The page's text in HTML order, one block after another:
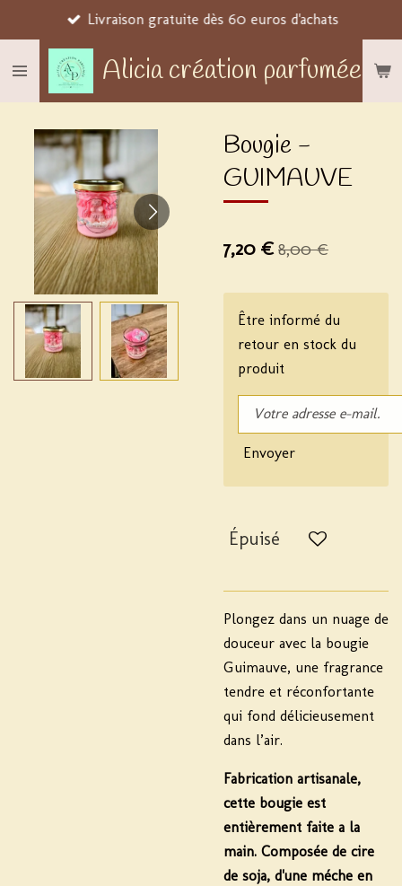
au
contenu
principal
Alicia création parfumée
Livraison gratuite dès 60 euros d'achats
Bougie -
GUIMAUVE
7,20 € 8,00 €
Être informé du
retour en stock du
produit
Envoyer
Épuisé
Plongez dans un nuage de
douceur avec la bougie
Guimauve, une fragrance
tendre et réconfortante
qui fond délicieusement
dans l’air.
Fabrication artisanale,
cette bougie est
entièrement faite a la
main. Composée de cire
de soja, d'une méche en